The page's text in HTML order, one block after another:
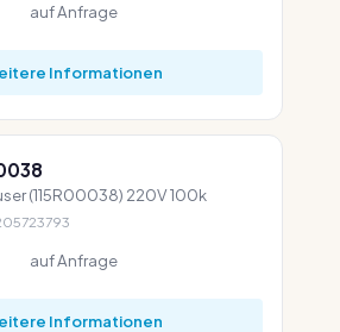
auf Anfrage
Informationen
(115R00038) 220V 100k
auf Anfrage
Informationen